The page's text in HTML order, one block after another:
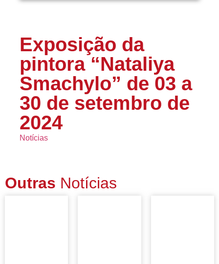
Exposição da
pintora “Nataliya
Smachylo” de 03 a
30 de setembro de
2024
Notícias
Outras Notícias